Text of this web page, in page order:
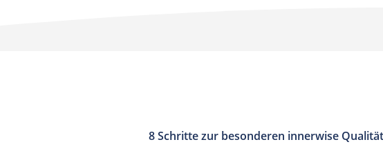
8 Schritte zur besonderen innerwise Qualität